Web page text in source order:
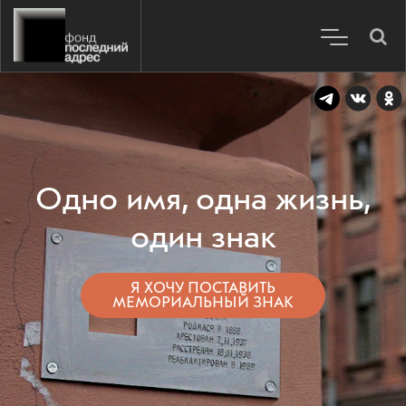
Одно имя, одна жизнь,
один знак
Я ХОЧУ ПОСТАВИТЬ
МЕМОРИАЛЬНЫЙ ЗНАК